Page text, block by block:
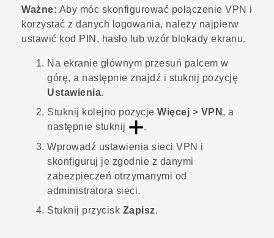
Ważne: Aby móc skonfigurować połączenie VPN i
korzystać z danych logowania, należy najpierw
ustawić kod PIN, hasło lub wzór blokady ekranu.
Na ekranie głównym przesuń palcem w
górę, a następnie znajdź i stuknij pozycję
Ustawienia.
Stuknij kolejno pozycje Więcej > VPN , a
następnie stuknij
.
Wprowadź ustawienia sieci VPN i
skonfiguruj je zgodnie z danymi
zabezpieczeń otrzymanymi od
administratora sieci.
Stuknij przycisk Zapisz.